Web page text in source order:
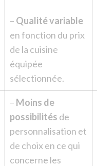
– Qualité variable
en fonction du prix
de la cuisine
équipée
sélectionnée.
– Moins de
possibilités de
personnalisation et
de choix en ce qui
concerne les